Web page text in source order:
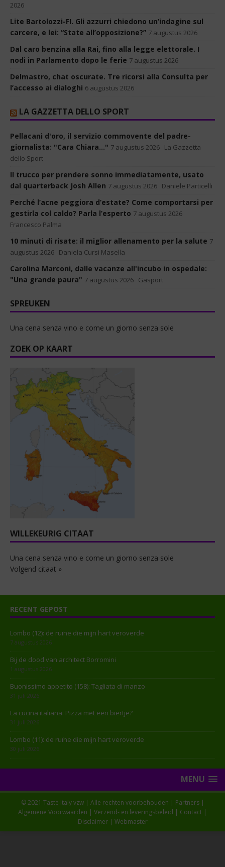
2026
Lite Bartolozzi-FI. Gli azzurri chiedono un’indagine sul
carcere, e lei: “State all’opposizione?” 7 augustus 2026
Dal caro benzina alla Rai, fino alla legge elettorale. I
nodi in Parlamento dopo le ferie 7 augustus 2026
Delmastro, chat oscurate. Tre ricorsi alla Consulta per
l’accesso ai dialoghi 6 augustus 2026
LA GAZZETTA DELLO SPORT
Pellacani d'oro, il servizio commovente del padre-
giornalista: "Cara Chiara..." 7 augustus 2026 La Gazzetta
dello Sport
Il trucco per prendere sonno immediatamente, usato
dal quarterback Josh Allen 7 augustus 2026 Daniele Particelli
Perché l’acne peggiora d’estate? Come comportarsi per
gestirla col caldo? Parla l’esperto 7 augustus 2026
Francesco Palma
10 minuti di risate: il miglior allenamento per la salute 7
augustus 2026 Daniela Cursi Masella
Carolina Marconi, dalle vacanze all'incubo in ospedale:
"Una grande paura" 7 augustus 2026 Gasport
SPREUKEN
Una cena senza vino e come un giorno senza sole
ZOEK OP KAART
WILLEKEURIG CITAAT
Una cena senza vino e come un giorno senza sole
Volgend citaat »
RECENT GEPOST
Lombo (12): de ruïne die mijn hart veroverde
7 augustus 2026
Bij de dood van architect Borromini
1 augustus 2026
Buonissimo appetito (158): Tagliata di manzo
31 juli 2026
La cucina italiana: Pizza met een biertje?
31 juli 2026
Lombo (11): de ruïne die mijn hart veroverde
30 juli 2026
MENU
© 2021 Taste Italy vzw | Alle rechten voorbehouden | Partners|
Algemene Voorwaarden | Verzend- en leveringsbeleid | Contact |
Disclaimer| Webmaster